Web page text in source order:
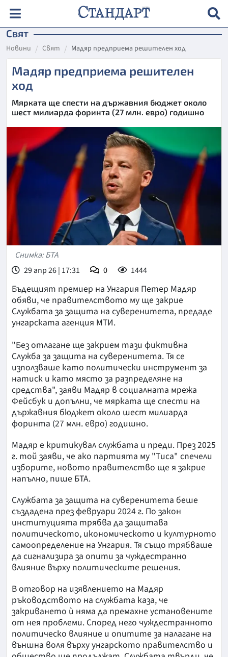
Свят
Новини Свят Мадяр предприема решителен ход
Мадяр предприема решителен
ход
Мярката ще спести на държавния бюджет около
шест милиарда форинта (27 млн. евро) годишно
Снимка: БТА
29 апр 26 | 17:31
0 1444
Бъдещият премиер на Унгария Петер Мадяр
обяви, че правителството му ще закрие
Службата за защита на суверенитета, предаде
унгарската агенция МТИ.
"Без отлагане ще закрием тази фиктивна
Служба за защита на суверенитета. Тя се
използваше като политически инструмент за
натиск и като място за разпределяне на
средства", заяви Мадяр в социалната мрежа
Фейсбук и допълни, че мярката ще спести на
държавния бюджет около шест милиарда
форинта (27 млн. евро) годишно.
Мадяр е критикувал службата и преди. През 2025
г. той заяви, че ако партията му "Тиса" спечели
изборите, новото правителство ще я закрие
напълно, пише БТА.
Службата за защита на суверенитета беше
създадена през февруари 2024 г. По закон
институцията трябва да защитава
политическото, икономическото и културното
самоопределение на Унгария. Тя също трябваше
да сигнализира за опити за чуждестранно
влияние върху политическите решения.
В отговор на изявлението на Мадяр
ръководството на службата каза, че
закриването ѝ няма да премахне установените
от нея проблеми. Според него чуждестранното
политическо влияние и опитите за налагане на
външна воля върху унгарското правителство и